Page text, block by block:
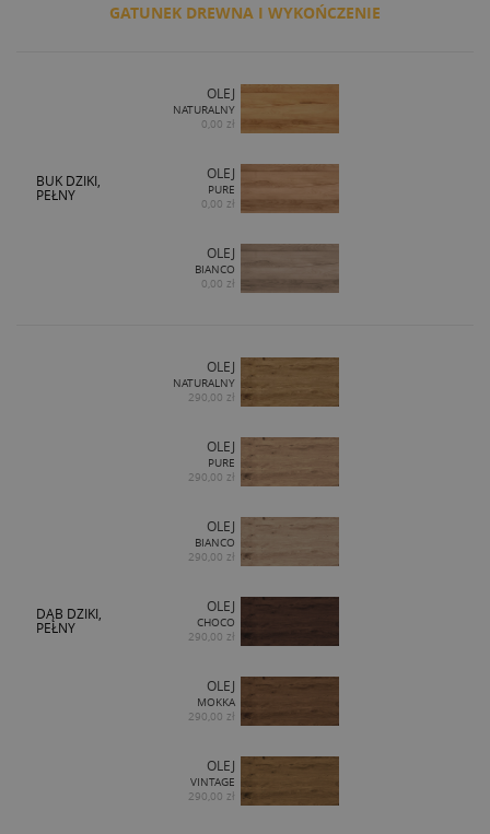
GATUNEK DREWNA I WYKOŃCZENIE
BUK DZIKI,
PEŁNY
OLEJ
NATURALNY
0,00 zł
OLEJ
PURE
0,00 zł
OLEJ
BIANCO
0,00 zł
DĄB DZIKI,
PEŁNY
OLEJ
NATURALNY
290,00 zł
OLEJ
PURE
290,00 zł
OLEJ
BIANCO
290,00 zł
OLEJ
CHOCO
290,00 zł
OLEJ
MOKKA
290,00 zł
OLEJ
VINTAGE
290,00 zł